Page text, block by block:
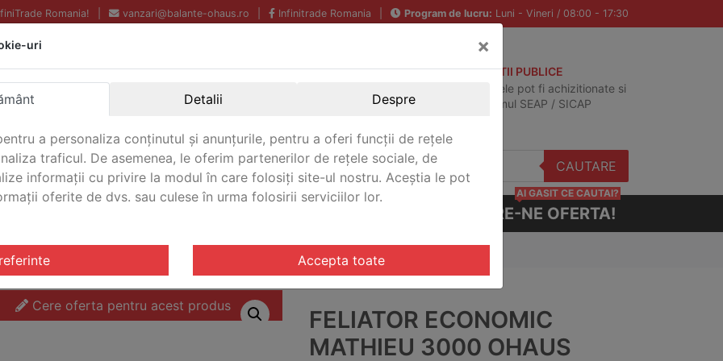
Romania! vanzari@balante-ohaus.ro Infinitrade Romania Program de lucru: Luni - Vineri / 08:00 - 17:30
Echipamente profesionale
pentru laborator.
Garantie Internationala.
ACHIZITII PUBLICE
Produsele pot fi achizitionate si
in sistemul SEAP / SICAP
CAUTARE
CERE-NE OFERTA!
AI GASIT CE CAUTAI?
3000/ Feliator economic Mathieu 3000 Ohaus M30C350E3X
Cere oferta pentru acest produs
FELIATOR ECONOMIC
MATHIEU 3000 OHAUS
uri ×
Detalii Despre
a personaliza conținutul și anunțurile, pentru a oferi funcții de rețele
traficul. De asemenea, le oferim partenerilor de rețele sociale, de
informații cu privire la modul în care folosiți site-ul nostru. Aceștia le pot
oferite de dvs. sau culese în urma folosirii serviciilor lor.
Accepta toate